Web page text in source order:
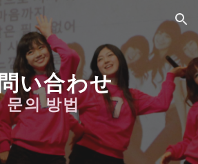
Skip to navigation
い合わせ
문의방법